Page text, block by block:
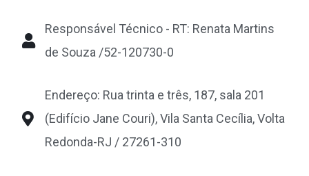
Responsável Técnico - RT: Renata Martins
de Souza /52-120730-0
Endereço: Rua trinta e três, 187, sala 201
(Edifício Jane Couri), Vila Santa Cecília, Volta
Redonda-RJ / 27261-310